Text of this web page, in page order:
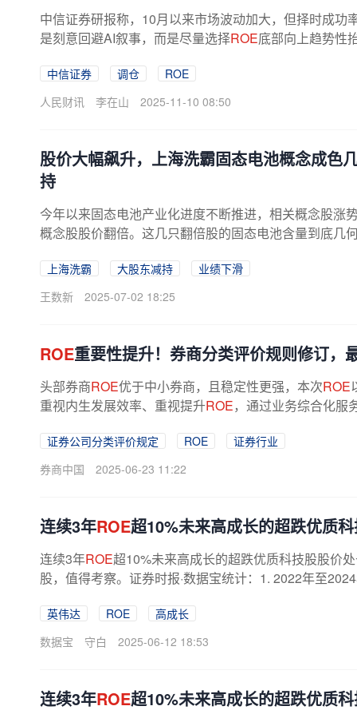
中信证券研报称，10月以来市场波动加大，但择时成
是刻意回避AI叙事，而是尽量选择ROE底部向上趋势性
中信证券 调仓
ROE
人民财讯
李在山 2025-11-10 08:50
股价大幅飙升，上海洗霸固态电池概念成色
持
今年以来固态电池产业化进度不断推进，相关概念股涨
概念股股价翻倍。这几只翻倍股的固态电池含量到底几
上海洗霸 大股东减持
业绩下滑
王数新
2025-07-02 18:25
ROE重要性提升！券商分类评价规则修订，
头部券商ROE优于中小券商，且稳定性更强，本次ROE
重视内生发展效率、重视提升ROE，通过业务综合化服
证券公司分类评价规定 ROE
证券行业
券商中国
2025-06-23 11:22
连续3年ROE超10%未来高成长的超跌优质
连续3年ROE超10%未来高成长的超跌优质科技股股价
股，值得考察。证券时报·数据宝统计：1. 2022年至
英伟达 ROE
高成长
数据宝
守白 2025-06-12 18:53
连续3年ROE超10%未来高成长的超跌优质